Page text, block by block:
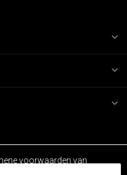
voorwaarden van